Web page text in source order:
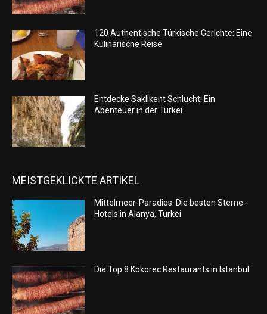
120 Authentische Türkische Gerichte: Eine
Kulinarische Reise
Entdecke Saklikent Schlucht: Ein
Abenteuer in der Türkei
MEISTGEKLICKTE ARTIKEL
Mittelmeer-Paradies: Die besten Sterne-
Hotels in Alanya, Türkei
Die Top 8 Kokorec Restaurants in Istanbul